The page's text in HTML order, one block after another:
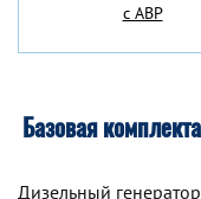
с АВР
Базовая
Дизельный